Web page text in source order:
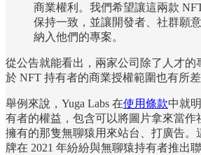
商業權利。我們希望讓這兩款
保持一致，並讓開發者、社群願
納入他們的專案。
從公告就能看出，兩家公司除了人才的
於 NFT 持有者的商業授權範圍也有所差
舉例來說，Yuga Labs 在使用條款中就
有者的權益，包含可以將圖片拿來當作
擁有的那隻無聊猿用來站台、打廣告。
牌在 2021 年紛紛與無聊猿持有者推出